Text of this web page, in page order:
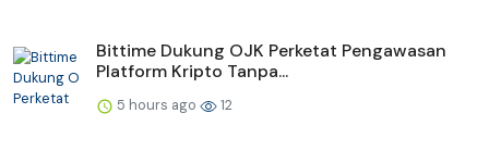
Bittime Dukung OJK Perketat Pengawasan
Platform Kripto Tanpa...
5 hours ago 12